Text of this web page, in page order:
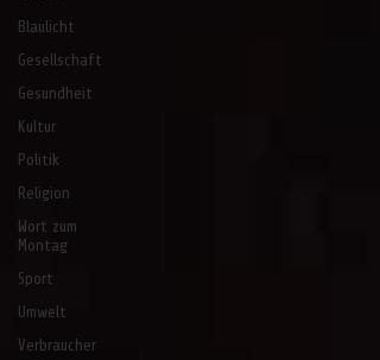
Blaulicht
Gesellschaft
Gesundheit
Kultur
Politik
Religion
Wort zum
Montag
Sport
Umwelt
Verbraucher